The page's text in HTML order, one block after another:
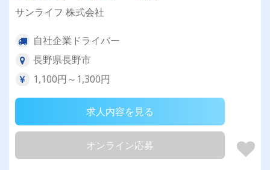
サンライフ 株式会社
自社企業ドライバー
長野県長野市
1,100円～1,300円
求人内容を見る
オンライン応募